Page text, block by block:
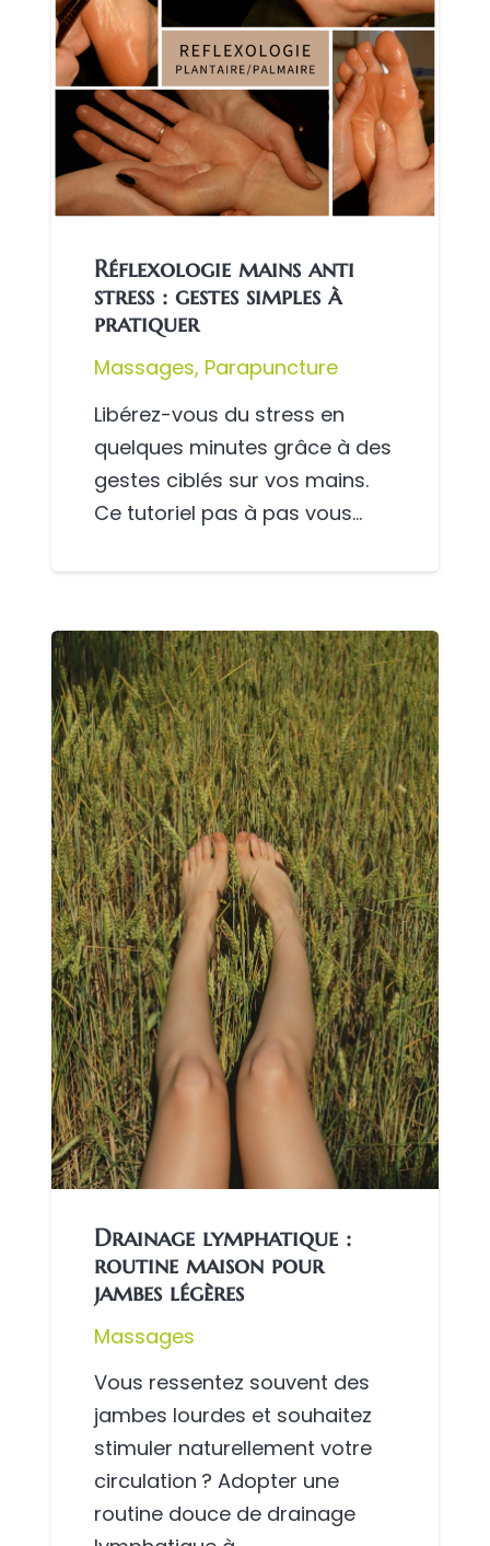
Réflexologie mains anti
stress : gestes simples à
pratiquer
Massages, Parapuncture
Libérez-vous du stress en
quelques minutes grâce à des
gestes ciblés sur vos mains.
Ce tutoriel pas à pas vous…
Drainage lymphatique :
routine maison pour
jambes légères
Massages
Vous ressentez souvent des
jambes lourdes et souhaitez
stimuler naturellement votre
circulation ? Adopter une
routine douce de drainage